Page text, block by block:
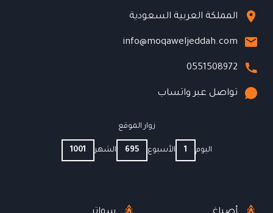
المملكة العربية السعودية
info@moqaweljeddah.com
0551508972
تواصل عبر واتساب
زوار الموقع
اليوم 1 الأسبوع 695 الشهر 1001